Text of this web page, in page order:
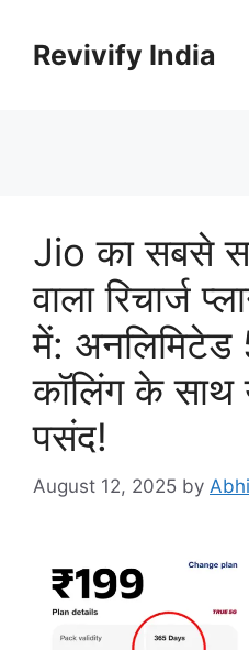
contentRevivify India
Jio का सबसे
वाला रिचार्ज
में:
कॉलिंग के साथ
पसंद!
August 12, 2025 by